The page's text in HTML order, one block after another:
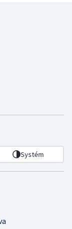
Systém